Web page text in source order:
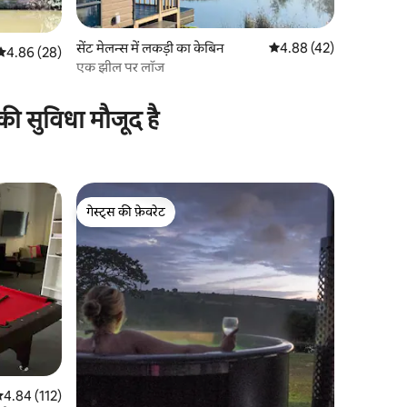
रेटिंग 5 में से 4.86, 28 समीक्षाएँ
4.86 (28)
सेंट मेलन्स में लकड़ी का केबिन औसत रेटिंग 5 में से 4.88,
4.88 (42)
एक झील पर लॉज
सुविधा मौजूद है
रेटिंग 5 में से 4.84, 112 समीक्षाएँ
4.84 (112)
गेस्ट्स की फ़ेवरेट
गेस्ट्स की फ़ेवरेट